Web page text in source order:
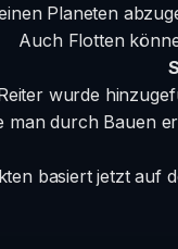
Planeten
Auch Flotten
wurde
man durch Bauen
basiert jetzt auf